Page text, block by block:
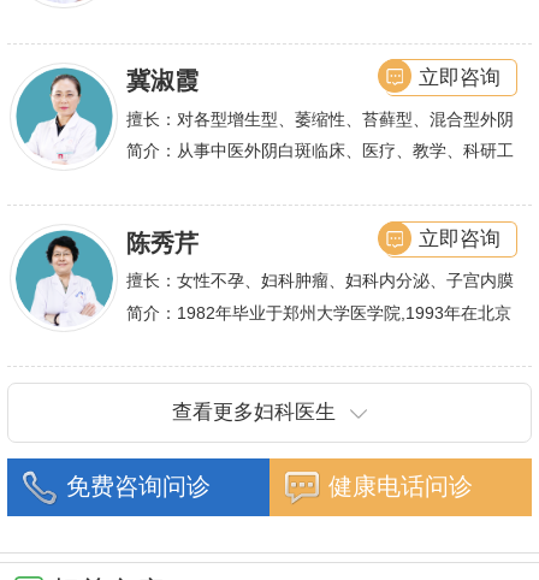
冀淑霞
擅长：对各型增生型、萎缩性、苔藓型、混合型外阴
白斑的诊治
简介：从事中医外阴白斑临床、医疗、教学、科研工
立即咨询
陈秀芹
擅长：女性不孕、妇科肿瘤、妇科内分泌、子宫内膜
异位症、多囊卵巢等疾病的诊治,宫腹腔镜手术,盆底
简介：1982年毕业于郑州大学医学院,1993年在北京
立即咨询
查看更多妇科医生
免费咨询问诊 健康电话问诊